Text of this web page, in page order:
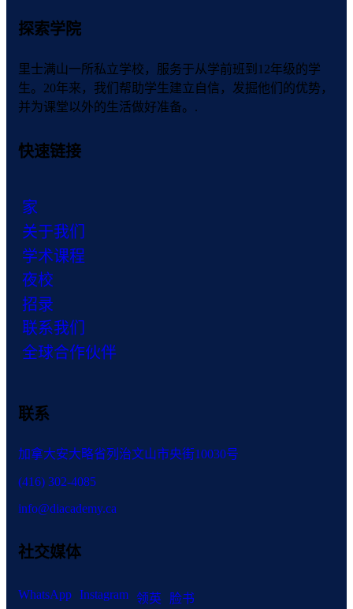
探索学院
里士满山一所私立学校，服务于从学前班到12年级的学
生。20年来，我们帮助学生建立自信，发掘他们的优势，
并为课堂以外的生活做好准备。.
快速链接
家
关于我们
学术课程
夜校
招录
联系我们
全球合作伙伴
联系
加拿大安大略省列治文山市央街10030号
(416) 302-4085
info@diacademy.ca
社交媒体
WhatsApp Instagram 领英 脸书